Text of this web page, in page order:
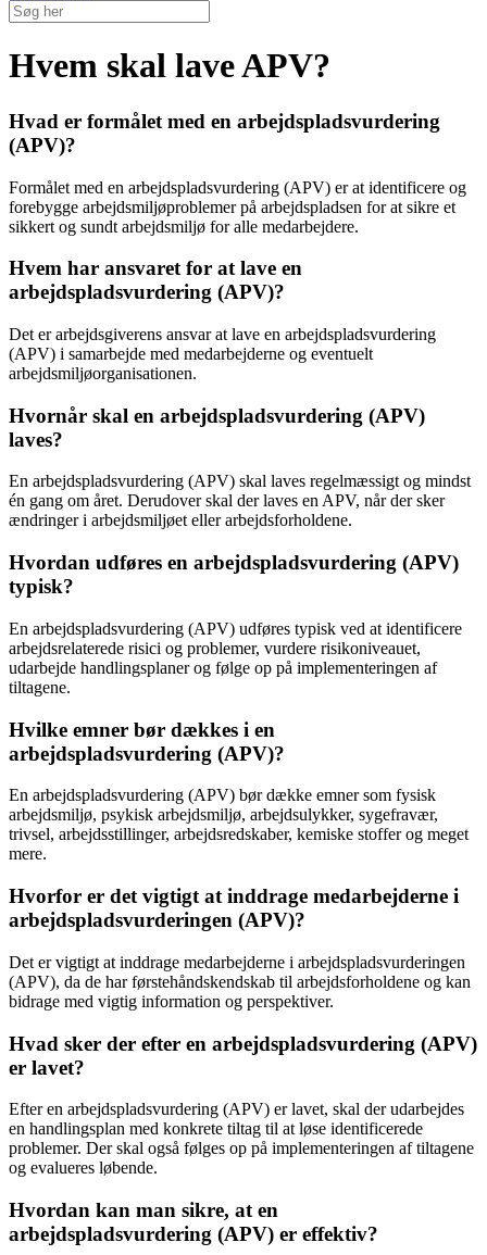
Hvem skal lave APV?
Hvad er formålet med en arbejdspladsvurdering
(APV)?
Formålet med en arbejdspladsvurdering (APV) er at identificere og
forebygge arbejdsmiljøproblemer på arbejdspladsen for at sikre et
sikkert og sundt arbejdsmiljø for alle medarbejdere.
Hvem har ansvaret for at lave en
arbejdspladsvurdering (APV)?
Det er arbejdsgiverens ansvar at lave en arbejdspladsvurdering
(APV) i samarbejde med medarbejderne og eventuelt
arbejdsmiljøorganisationen.
Hvornår skal en arbejdspladsvurdering (APV)
laves?
En arbejdspladsvurdering (APV) skal laves regelmæssigt og mindst
én gang om året. Derudover skal der laves en APV, når der sker
ændringer i arbejdsmiljøet eller arbejdsforholdene.
Hvordan udføres en arbejdspladsvurdering (APV)
typisk?
En arbejdspladsvurdering (APV) udføres typisk ved at identificere
arbejdsrelaterede risici og problemer, vurdere risikoniveauet,
udarbejde handlingsplaner og følge op på implementeringen af
tiltagene.
Hvilke emner bør dækkes i en
arbejdspladsvurdering (APV)?
En arbejdspladsvurdering (APV) bør dække emner som fysisk
arbejdsmiljø, psykisk arbejdsmiljø, arbejdsulykker, sygefravær,
trivsel, arbejdsstillinger, arbejdsredskaber, kemiske stoffer og meget
mere.
Hvorfor er det vigtigt at inddrage medarbejderne i
arbejdspladsvurderingen (APV)?
Det er vigtigt at inddrage medarbejderne i arbejdspladsvurderingen
(APV), da de har førstehåndskendskab til arbejdsforholdene og kan
bidrage med vigtig information og perspektiver.
Hvad sker der efter en arbejdspladsvurdering (APV)
er lavet?
Efter en arbejdspladsvurdering (APV) er lavet, skal der udarbejdes
en handlingsplan med konkrete tiltag til at løse identificerede
problemer. Der skal også følges op på implementeringen af tiltagene
og evalueres løbende.
Hvordan kan man sikre, at en
arbejdspladsvurdering (APV) er effektiv?